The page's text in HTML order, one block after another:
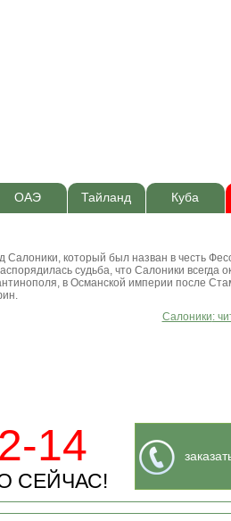
ОАЭ Тайланд Куба
который был назван в честь
судьба, что Салоники всегда
в Османской империи после
Салоники:
14
СЕЙЧАС!